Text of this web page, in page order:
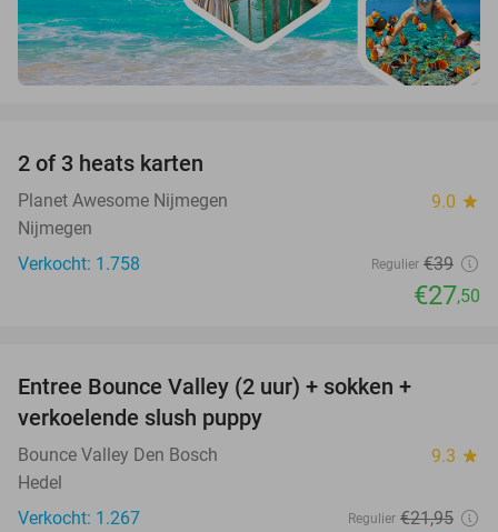
2 of 3 heats karten
Planet Awesome Nijmegen 9.0 star
Nijmegen
Verkocht: 1.758
Regulier €39
€27,50
Entree Bounce Valley (2 uur) + sokken +
verkoelende slush puppy
Bounce Valley Den Bosch 9.3 star
Hedel
Verkocht: 1.267
Regulier €21,95